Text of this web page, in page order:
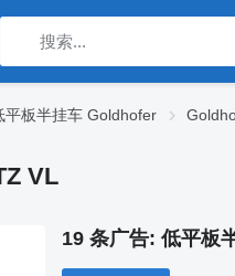
平板半挂车 Goldhofer
VL
19 条广告: 低平板